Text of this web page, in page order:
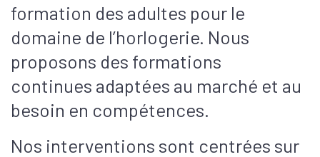
formation des adultes pour le
domaine de l’horlogerie. Nous
proposons des formations
continues adaptées au marché et au
besoin en compétences.
Nos interventions sont centrées sur